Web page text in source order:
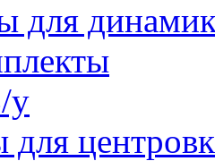
для
у
для